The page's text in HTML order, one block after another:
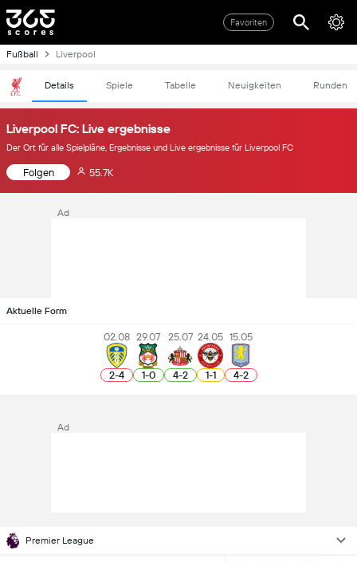
Favoriten
Fußball Liverpool
Details Spiele Tabelle Neuigkeiten Runden
Liverpool FC: Live ergebnisse
Der Ort für alle Spielpläne, Ergebnisse und Live ergebnisse für Liverpool FC
Folgen 55.7K
Ad
Aktuelle Form
02.08
2-4
29.07
1-0
25.07
4-2
24.05
1-1
15.05
4-2
Premier League
Ad